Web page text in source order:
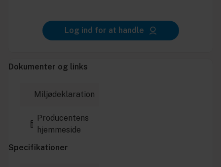
Log ind for at handle
Dokumenter og links
Miljødeklaration
Producentens
hjemmeside
Specifikationer